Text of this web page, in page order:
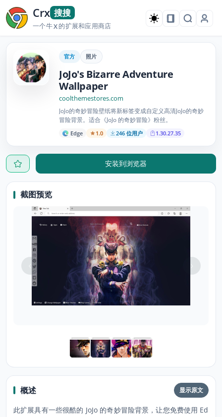
Crx 搜搜
一个牛X的扩展和应用商店
官方 照片
JoJo's Bizarre Adventure
Wallpaper
coolthemestores.com
JoJo的奇妙冒险壁纸将新标签变成自定义高清JoJo的奇妙
冒险背景。适合《JoJo 的奇妙冒险》粉丝。
Edge 1.0 246 位用户 1.30.27.35
安装到浏览器
截图预览
概述 显示原文
此扩展具有一些很酷的 JoJo 的奇妙冒险背景，让您免费使用 Ed